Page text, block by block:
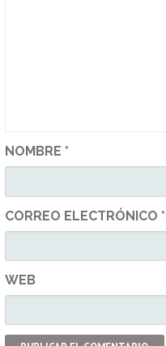
NOMBRE*
CORREO ELECTRÓNICO*
WEB